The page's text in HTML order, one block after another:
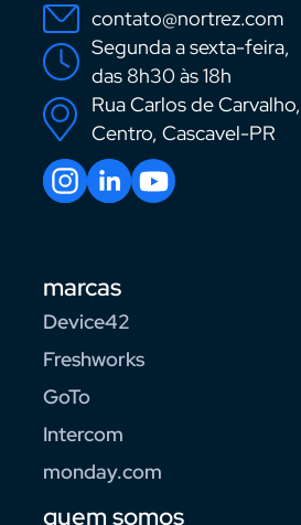
contato@nortrez.com
Segunda a sexta-feira,
das 8h30 às 18h
Rua Carlos de
Centro, Cascavel-PR
marcas
Device42
Freshworks
GoTo
Intercom
monday.com
quem somos